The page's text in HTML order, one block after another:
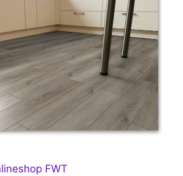
FWT